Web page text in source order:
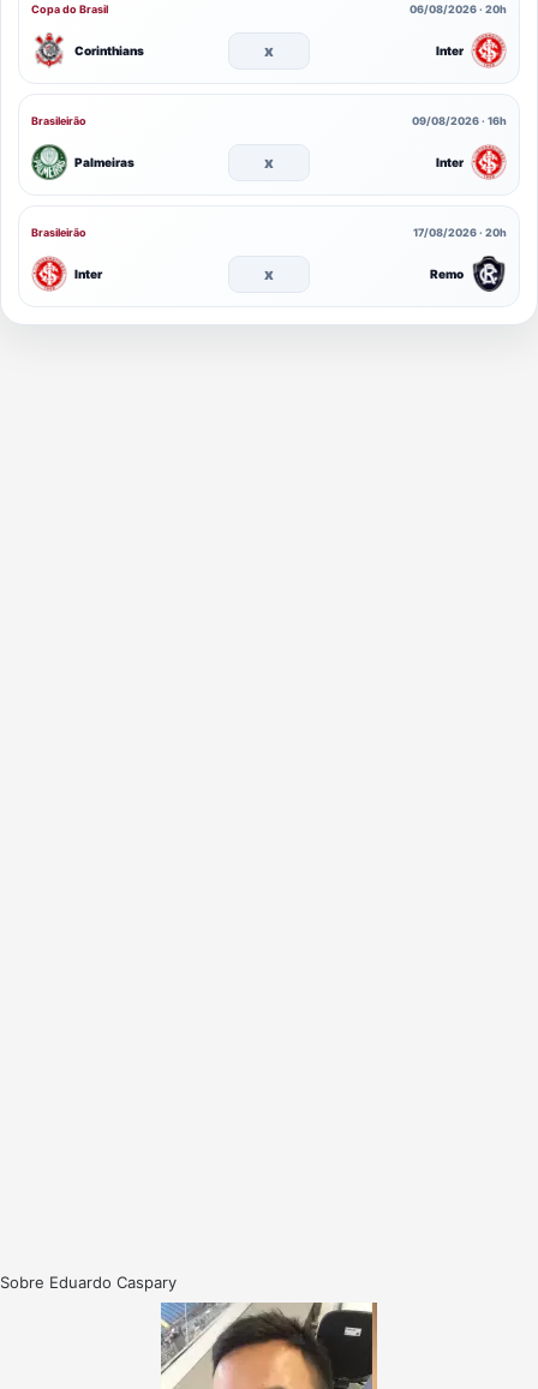
Copa do Brasil 06/08/2026 · 20h
Corinthians x Inter
Brasileirão 09/08/2026 · 16h
Palmeiras x Inter
Brasileirão 17/08/2026 · 20h
Inter x Remo
Sobre Eduardo Caspary